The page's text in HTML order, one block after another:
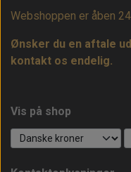
Webshoppen er åben
Ønsker du en aftale
kontakt os endelig.
Vis på shop